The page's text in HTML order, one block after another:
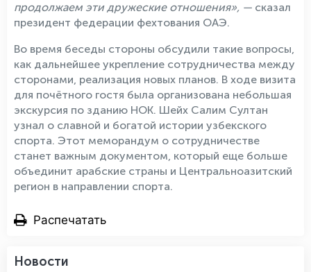
продолжаем эти дружеские отношения», — сказал
президент федерации фехтования ОАЭ.
Во время беседы стороны обсудили такие вопросы,
как дальнейшее укрепление сотрудничества между
сторонами, реализация новых планов. В ходе визита
для почётного гостя была организована небольшая
экскурсия по зданию НОК. Шейх Салим Султан
узнал о славной и богатой истории узбекского
спорта. Этот меморандум о сотрудничестве
станет важным документом, который еще больше
объединит арабские страны и Центральноазитский
регион в направлении спорта.
Распечатать
Новости